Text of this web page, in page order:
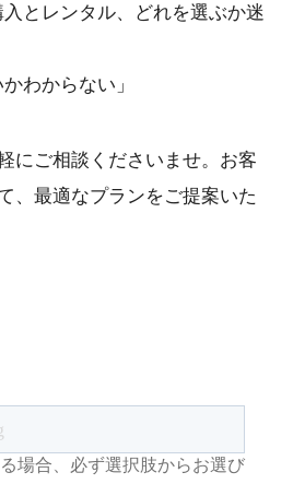
入とレンタル、どれを選ぶか迷
わからない」
にご相談くださいませ。お客
、最適なプランをご提案いた